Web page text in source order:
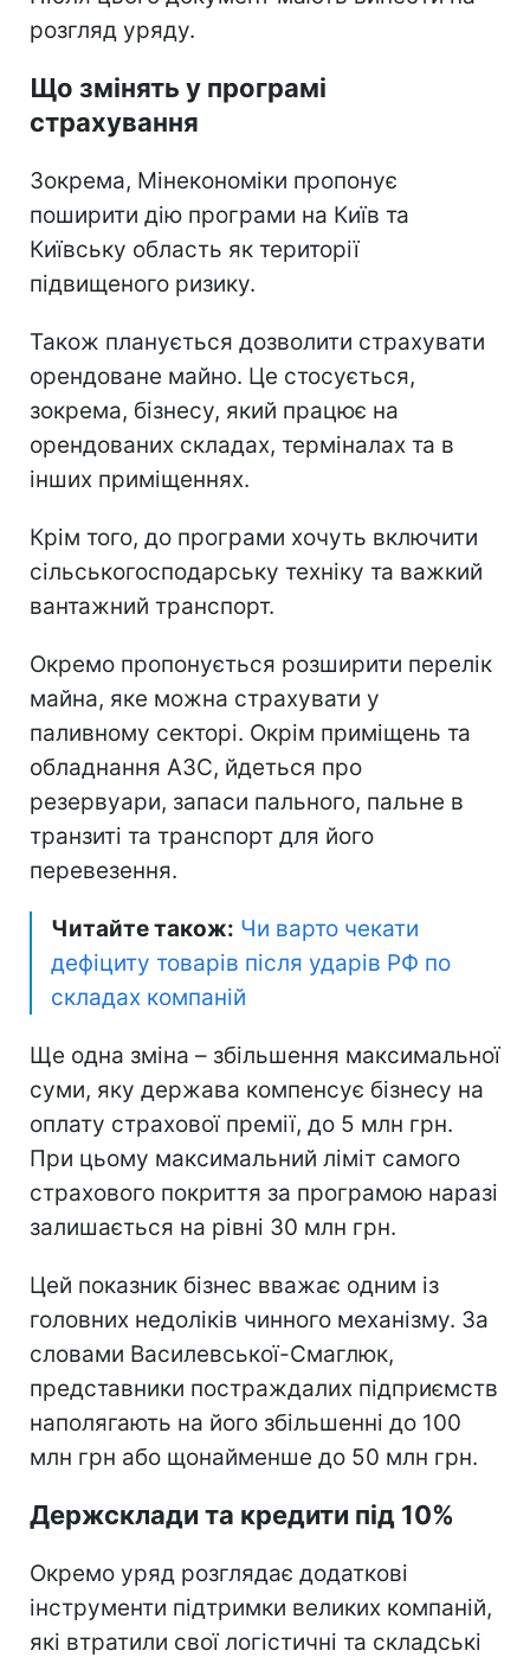
розгляд уряду.
Що змінять у програмі
страхування
Зокрема, Мінекономіки пропонує
поширити дію програми на Київ та
Київську область як території
підвищеного ризику.
Також планується дозволити страхувати
орендоване майно. Це стосується,
зокрема, бізнесу, який працює на
орендованих складах, терміналах та в
інших приміщеннях.
Крім того, до програми хочуть включити
сільськогосподарську техніку та важкий
вантажний транспорт.
Окремо пропонується розширити перелік
майна, яке можна страхувати у
паливному секторі. Окрім приміщень та
обладнання АЗС, йдеться про
резервуари, запаси пального, пальне в
транзиті та транспорт для його
перевезення.
Читайте також: Чи варто чекати
дефіциту товарів після ударів РФ по
складах компаній
Ще одна зміна – збільшення максимальної
суми, яку держава компенсує бізнесу на
оплату страхової премії, до 5 млн грн.
При цьому максимальний ліміт самого
страхового покриття за програмою наразі
залишається на рівні 30 млн грн.
Цей показник бізнес вважає одним із
головних недоліків чинного механізму. За
словами Василевської-Смаглюк,
представники постраждалих підприємств
наполягають на його збільшенні до 100
млн грн або щонайменше до 50 млн грн.
Держсклади та кредити під 10%
Окремо уряд розглядає додаткові
інструменти підтримки великих компаній,
які втратили свої логістичні та складські